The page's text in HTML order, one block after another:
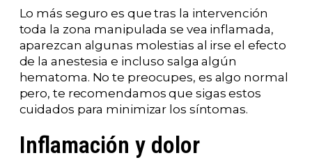
Lo más seguro es que tras la intervención
toda la zona manipulada se vea inflamada,
aparezcan algunas molestias al irse el efecto
de la anestesia e incluso salga algún
hematoma. No te preocupes, es algo normal
pero, te recomendamos que sigas estos
cuidados para minimizar los síntomas.
Inflamación y dolor